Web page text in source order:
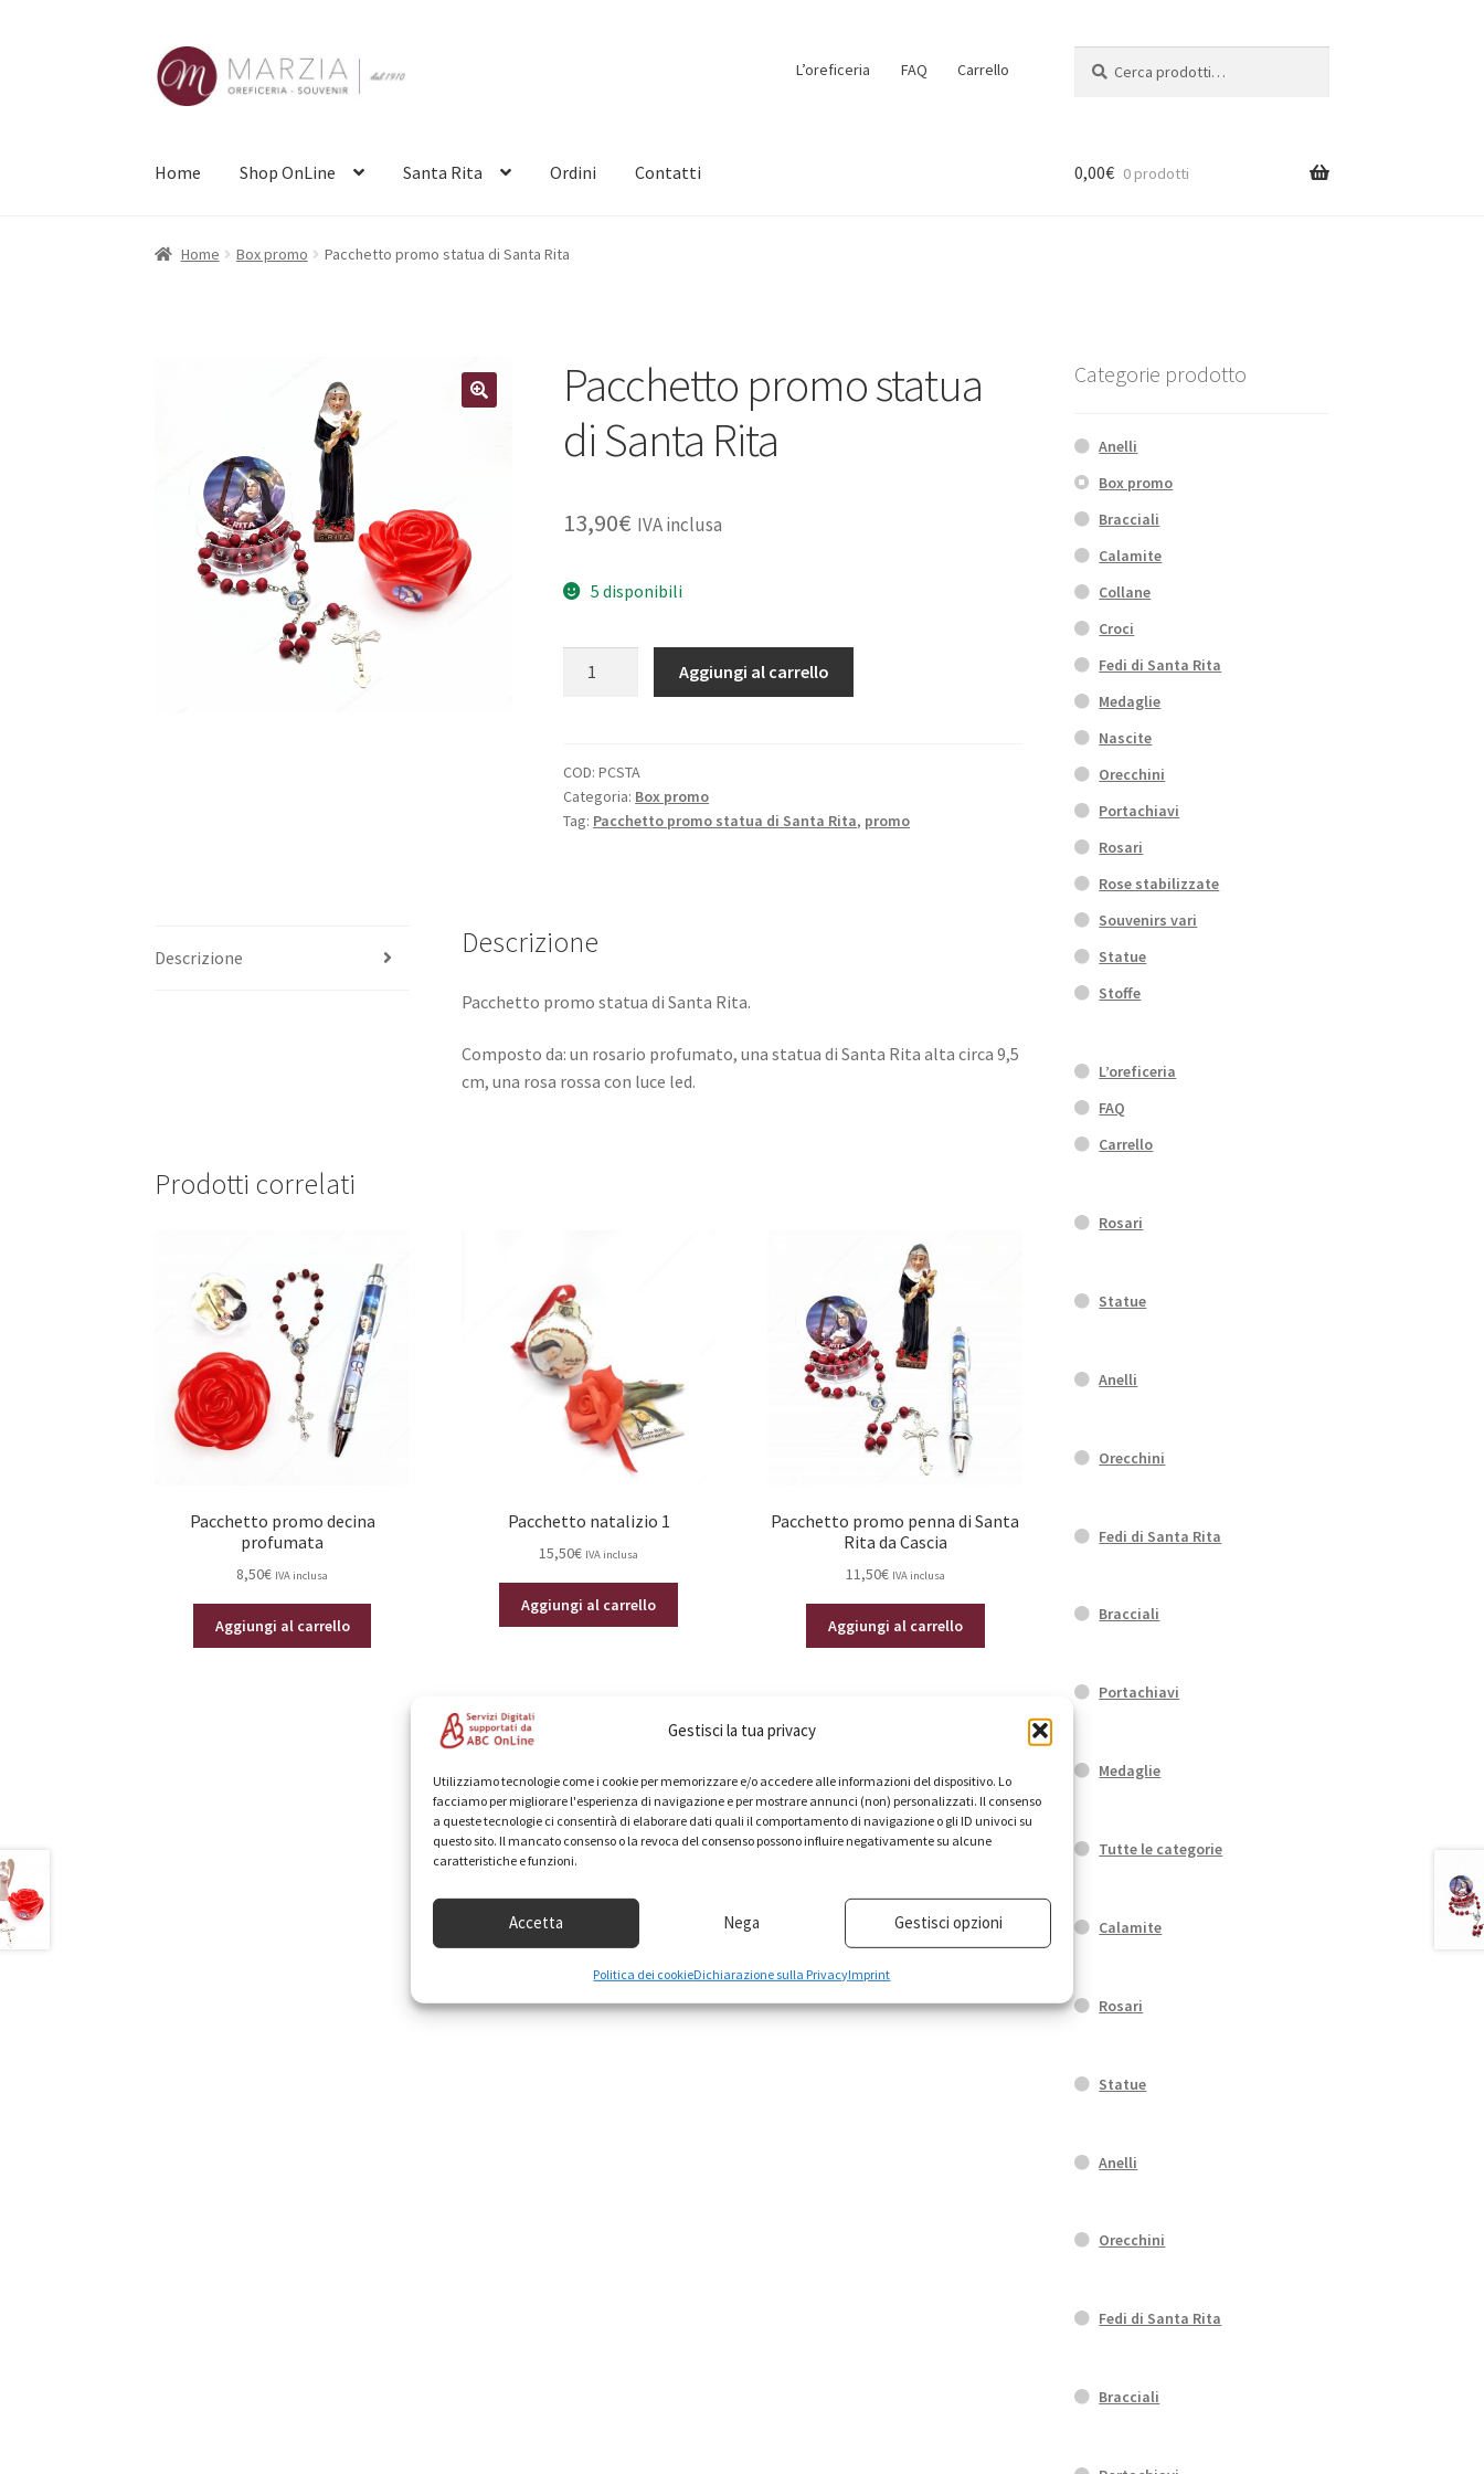
Gestisci la tua privacy
Utilizziamo tecnologie come i cookie per memorizzare e/o accedere alle informazioni del dispositivo. Lo
facciamo per migliorare l'esperienza di navigazione e per mostrare annunci (non) personalizzati. Il consenso
a queste tecnologie ci consentirà di elaborare dati quali il comportamento di navigazione o gli ID univoci su
questo sito. Il mancato consenso o la revoca del consenso possono influire negativamente su alcune
caratteristiche e funzioni.
Accetta Nega Gestisci opzioni
Politica dei cookieDichiarazione sulla PrivacyImprint
Vai
alla
navigazione
Vai
al
contenuto
L’oreficeria FAQ Carrello
Home Shop OnLine Santa Rita Ordini Contatti 0,00€ 0 prodotti
Home Box promo Pacchetto promo statua di Santa Rita
Pacchetto promo statua
di Santa Rita
13,90€ IVA inclusa
5 disponibili
Santa
Rita
quantità
Aggiungi al carrello
COD:PCSTA
Categoria: Box promo
Tag: Pacchetto promo statua di Santa Rita, promo
Descrizione Descrizione
Pacchetto promo statua di Santa Rita.
Composto da: un rosario profumato, una statua di Santa Rita alta circa 9,5
cm, una rosa rossa con luce led.
Prodotti correlati
Pacchetto promo decina
profumata
8,50€ IVA inclusa
Aggiungi al carrello
Pacchetto natalizio 1
15,50€ IVA inclusa
Aggiungi al carrello
Pacchetto promo penna di Santa
Rita da Cascia
11,50€ IVA inclusa
Aggiungi al carrello
Categorie prodotto
Anelli
Box promo
Bracciali
Calamite
Collane
Croci
Fedi di Santa Rita
Medaglie
Nascite
Orecchini
Portachiavi
Rosari
Rose stabilizzate
Souvenirs vari
Statue
Stoffe
L’oreficeria
FAQ
Carrello
Rosari
Statue
Anelli
Orecchini
Fedi di Santa Rita
Bracciali
Portachiavi
Medaglie
Tutte le categorie
Calamite
Rosari
Statue
Anelli
Orecchini
Fedi di Santa Rita
Bracciali